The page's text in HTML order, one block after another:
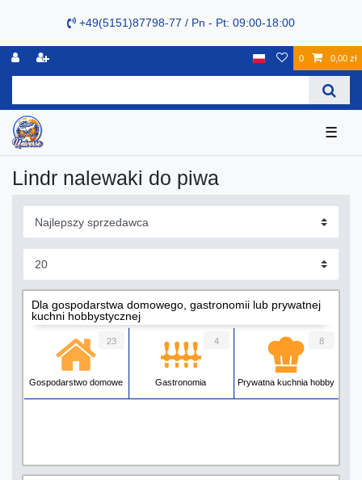
+49(5151)87798-77 / Pn - Pt: 09:00-18:00
0 0,00 zł
☰
Lindr nalewaki do piwa
Dla gospodarstwa domowego, gastronomii lub prywatnej
kuchni hobbystycznej
Gospodarstwo domowe
23
Gastronomia
4
Prywatna kuchnia hobby
8